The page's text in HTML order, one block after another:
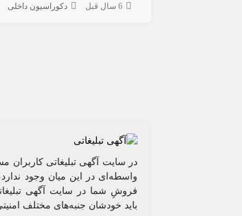
6 سال قبل دکوراسیون داخلی
در سایت آگهی تبلیغاتی کاربران
واسطه‌ای در این میان وجود
فروشِ شما در سایت آگهی
باید خودشان جنبه‌های مختلف